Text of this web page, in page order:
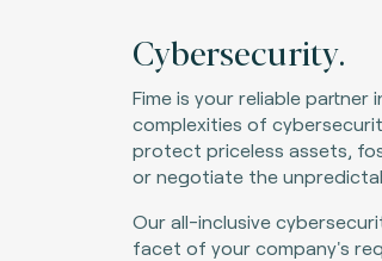
Cybersecurity.
Fime is your reliable partner
complexities of
protect priceless assets,
or negotiate the
Our all-inclusive
facet of your company's